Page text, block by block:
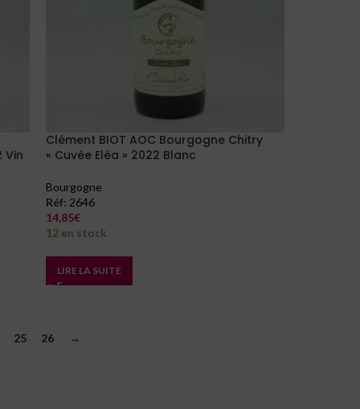
Vin
Clément BIOT AOC Bourgogne Chitry
« Cuvée Eléa » 2022 Blanc
Bourgogne
Réf:2646
14,85€
12 en stock
LIRE LA SUITE
25 26 →